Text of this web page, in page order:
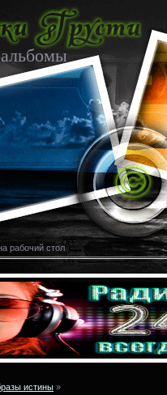
рабочий стол
истины »